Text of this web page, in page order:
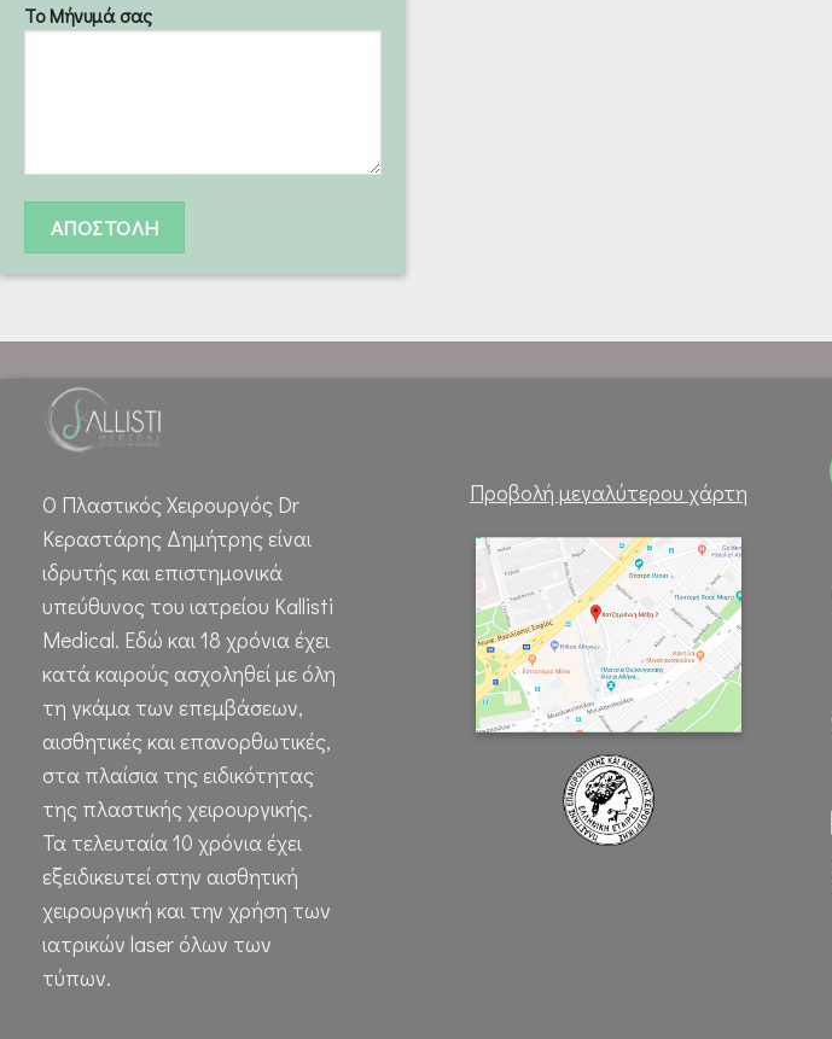
Το Μήνυμά σας
Ο Πλαστικός Χειρουργός Dr
Κεραστάρης Δημήτρης είναι
ιδρυτής και επιστημονικά
υπεύθυνος του ιατρείου Kallisti
Medical. Εδώ και 18 χρόνια έχει
κατά καιρούς ασχοληθεί με όλη
τη γκάμα των επεμβάσεων,
αισθητικές και επανορθωτικές,
στα πλαίσια της ειδικότητας
της πλαστικής χειρουργικής.
Τα τελευταία 10 χρόνια έχει
εξειδικευτεί στην αισθητική
χειρουργική και την χρήση των
ιατρικών laser όλων των
τύπων.
Προβολή μεγαλύτερου χάρτη